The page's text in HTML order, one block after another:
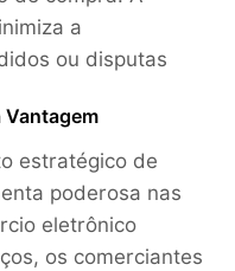
a
ou disputas
estratégico de
poderosa nas
eletrônico
os comerciantes